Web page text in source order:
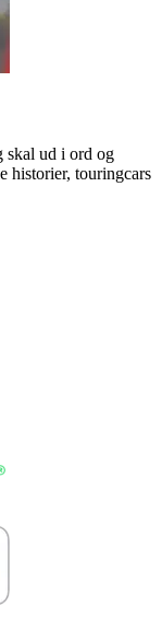
skal ud i ord og
historier, touringcars